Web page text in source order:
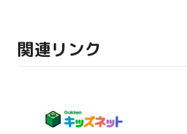
関連リンク